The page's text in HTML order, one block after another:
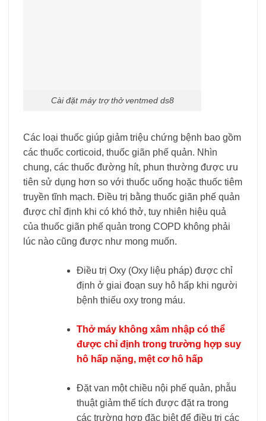
Cài đặt máy trợ thở ventmed ds8
Các loại thuốc giúp giảm triệu chứng bệnh bao gồm
các thuốc corticoid, thuốc giãn phế quản. Nhìn
chung, các thuốc đường hít, phun thường được ưu
tiên sử dụng hơn so với thuốc uống hoặc thuốc tiêm
truyền tĩnh mạch. Điều trị bằng thuốc giãn phế quản
được chỉ định khi có khó thở, tuy nhiên hiệu quả
của thuốc giãn phế quản trong COPD không phải
lúc nào cũng được như mong muốn.
Điều trị Oxy (Oxy liệu pháp) được chỉ
định ở giai đoạn suy hô hấp khi người
bệnh thiếu oxy trong máu.
Thở máy không xâm nhập có thể
được chỉ định trong trường hợp suy
hô hấp nặng, mệt cơ hô hấp
Đặt van một chiều nội phế quản, phẫu
thuật giảm thể tích được đặt ra trong
các trường hợp đặc biệt để điều trị các